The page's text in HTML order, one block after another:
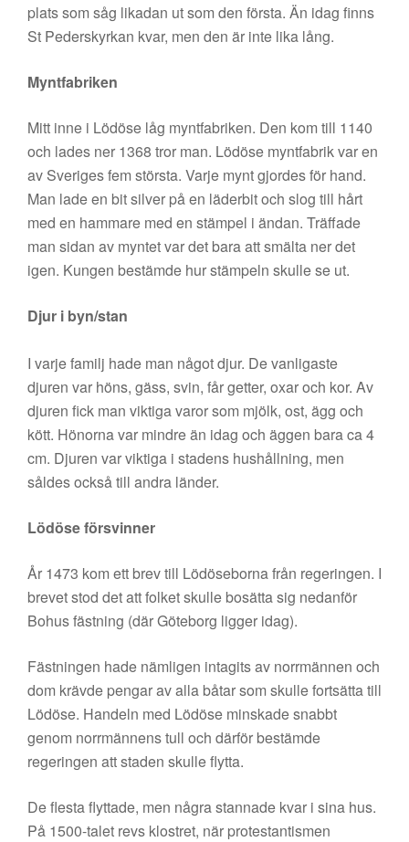
plats som såg likadan ut som den första. Än idag finns
St Pederskyrkan kvar, men den är inte lika lång.
Myntfabriken
Mitt inne i Lödöse låg myntfabriken. Den kom till 1140
och lades ner 1368 tror man. Lödöse myntfabrik var en
av Sveriges fem största. Varje mynt gjordes för hand.
Man lade en bit silver på en läderbit och slog till hårt
med en hammare med en stämpel i ändan. Träffade
man sidan av myntet var det bara att smälta ner det
igen. Kungen bestämde hur stämpeln skulle se ut.
Djur i byn/stan
I varje familj hade man något djur. De vanligaste
djuren var höns, gäss, svin, får getter, oxar och kor. Av
djuren fick man viktiga varor som mjölk, ost, ägg och
kött. Hönorna var mindre än idag och äggen bara ca 4
cm. Djuren var viktiga i stadens hushållning, men
såldes också till andra länder.
Lödöse försvinner
År 1473 kom ett brev till Lödöseborna från regeringen. I
brevet stod det att folket skulle bosätta sig nedanför
Bohus fästning (där Göteborg ligger idag).
Fästningen hade nämligen intagits av norrmännen och
dom krävde pengar av alla båtar som skulle fortsätta till
Lödöse. Handeln med Lödöse minskade snabbt
genom norrmännens tull och därför bestämde
regeringen att staden skulle flytta.
De flesta flyttade, men några stannade kvar i sina hus.
På 1500-talet revs klostret, när protestantismen